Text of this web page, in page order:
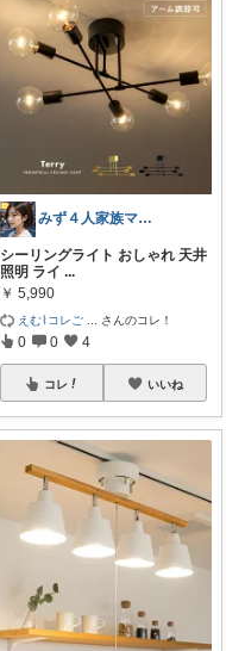
みず４人家族ママ★３０代子育て奮闘中🙆
シーリングライト おしゃれ 天井
照明 ライ ...
￥ 5,990
えむ⌇‪コレご さんのコレ！
0 0 4
コレ いいね